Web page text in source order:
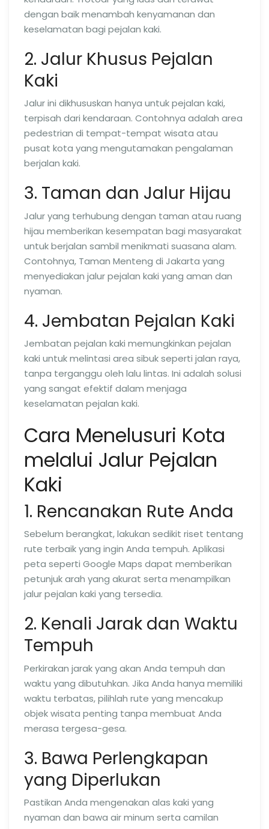
dengan baik menambah kenyamanan dan
keselamatan bagi pejalan kaki.
2. Jalur Khusus Pejalan
Kaki
Jalur ini dikhususkan hanya untuk pejalan kaki,
terpisah dari kendaraan. Contohnya adalah area
pedestrian di tempat-tempat wisata atau
pusat kota yang mengutamakan pengalaman
berjalan kaki.
3. Taman dan Jalur Hijau
Jalur yang terhubung dengan taman atau ruang
hijau memberikan kesempatan bagi masyarakat
untuk berjalan sambil menikmati suasana alam.
Contohnya, Taman Menteng di Jakarta yang
menyediakan jalur pejalan kaki yang aman dan
nyaman.
4. Jembatan Pejalan Kaki
Jembatan pejalan kaki memungkinkan pejalan
kaki untuk melintasi area sibuk seperti jalan raya,
tanpa terganggu oleh lalu lintas. Ini adalah solusi
yang sangat efektif dalam menjaga
keselamatan pejalan kaki.
Cara Menelusuri Kota
melalui Jalur Pejalan
Kaki
1. Rencanakan Rute Anda
Sebelum berangkat, lakukan sedikit riset tentang
rute terbaik yang ingin Anda tempuh. Aplikasi
peta seperti Google Maps dapat memberikan
petunjuk arah yang akurat serta menampilkan
jalur pejalan kaki yang tersedia.
2. Kenali Jarak dan Waktu
Tempuh
Perkirakan jarak yang akan Anda tempuh dan
waktu yang dibutuhkan. Jika Anda hanya memiliki
waktu terbatas, pilihlah rute yang mencakup
objek wisata penting tanpa membuat Anda
merasa tergesa-gesa.
3. Bawa Perlengkapan
yang Diperlukan
Pastikan Anda mengenakan alas kaki yang
nyaman dan bawa air minum serta camilan